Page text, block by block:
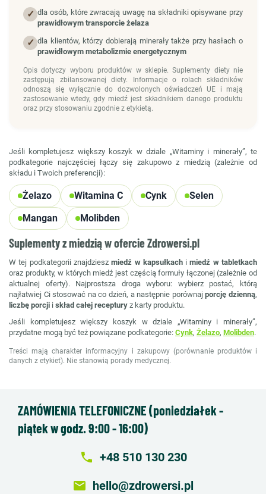
✓ dla osób, które zwracają uwagę na składniki opisywane przy
prawidłowym transporcie żelaza
✓ dla klientów, którzy dobierają minerały także przy hasłach o
prawidłowym metabolizmie energetycznym
Opis dotyczy wyboru produktów w sklepie. Suplementy diety nie
zastępują zbilansowanej diety. Informacje o rolach składników
odnoszą się wyłącznie do dozwolonych oświadczeń UE i mają
zastosowanie wtedy, gdy miedź jest składnikiem danego produktu
oraz przy stosowaniu zgodnie z etykietą.
Jeśli kompletujesz większy koszyk w dziale „Witaminy i minerały”, te
podkategorie najczęściej łączy się zakupowo z miedzią (zależnie od
składu i Twoich preferencji):
Żelazo Witamina C Cynk
Selen
Mangan
Molibden
Suplementy z miedzią w ofercie Zdrowersi.pl
W tej podkategorii znajdzieszmiedź w kapsułkachimiedź w tabletkach
oraz produkty, w których miedź jest częścią formuły łączonej (zależnie od
aktualnej oferty). Najprostsza droga wyboru: wybierz postać, którą
najłatwiej Ci stosować na co dzień, a następnie porównajporcję dzienną,
liczbę porcji i skład całej receptury z karty produktu.
Jeśli kompletujesz większy koszyk w dziale „Witaminy i minerały”,
przydatne mogą być też powiązane podkategorie: Cynk, Żelazo, Molibden.
Treści mają charakter informacyjny i zakupowy (porównanie produktów i
danych z etykiet). Nie stanowią porady medycznej.
ZAMÓWIENIA TELEFONICZNE (poniedziałek -
piątek w godz. 9:00 - 16:00)
local_phone +48 510 130 230
email hello@zdrowersi.pl